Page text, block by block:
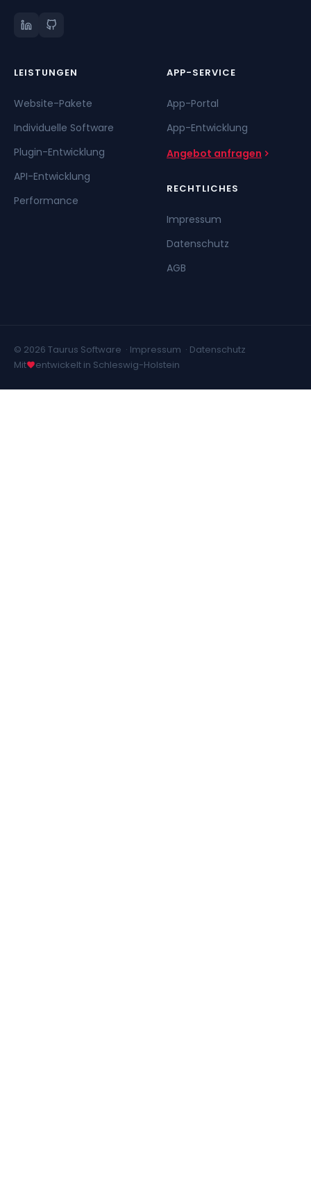
LEISTUNGEN
Website-Pakete
Individuelle Software
Plugin-Entwicklung
API-Entwicklung
Performance
APP-SERVICE
App-Portal
App-Entwicklung
Angebot anfragen
RECHTLICHES
Impressum
Datenschutz
AGB
© 2026 Taurus Software · Impressum · Datenschutz
Mit
entwickelt in Schleswig-Holstein